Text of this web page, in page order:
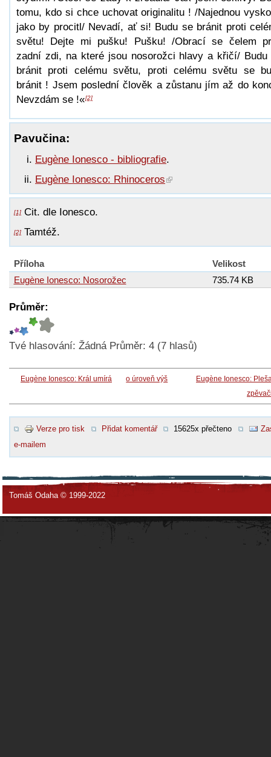
tomu, kdo si chce uchovat originalitu ! /Najednou
jako by procitl/ Nevadí, ať si! Budu se bránit proti
světu! Dejte mi pušku! Pušku! /Obrací se čelem
zadní zdi, na které jsou nosorožci hlavy a křičí/ Budu
bránit proti celému světu, proti celému světu se
bránit ! Jsem poslední člověk a zůstanu jím až do
Nevzdám se !«[2]
Pavučina:
Eugène Ionesco - bibliografie.
Eugène Ionesco: Rhinoceros
[1] Cit. dle Ionesco.
[2] Tamtéž.
Příloha
Velikost
Eugène Ionesco: Nosorožec
735.74 KB
Průměr:
Tvé hlasování: Žádná Průměr: 4 (7 hlasů)
Eugène Ionesco: Král umírá o úroveň výš
Eugène Ionesco:
Verze pro tisk Přidat komentář 15625x přečteno
e-mailem
Tomáš Odaha © 1999-2022